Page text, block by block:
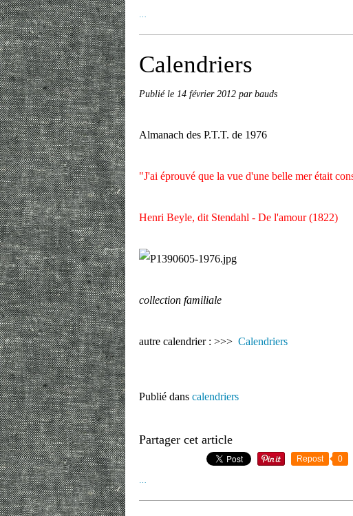
Calendriers
Publié le 14 février 2012 par bauds
Almanach des P.T.T. de 1976
"J'ai éprouvé que la vue d'une belle mer était
Henri Beyle, dit Stendahl - De l'amour (1822)
collection familiale
autre calendrier : >>> Calendriers
Publié dans calendriers
Partager cet article
Repost 0